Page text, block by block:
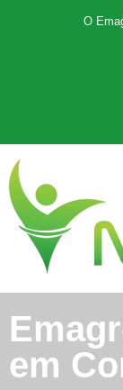
O
em